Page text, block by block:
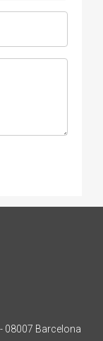
08007 Barcelona